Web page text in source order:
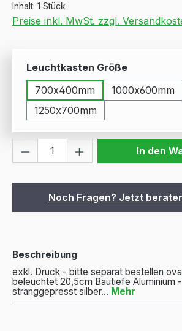
Inhalt: 1 Stück
Preise inkl. MwSt. zzgl.
Leuchtkasten Größeauswählen
700x400mm
1000x600mm
1250x700mm
Produkt Anzahl: GibIn den
Noch Fragen? Jetzt
Beschreibung
exkl. Druck - bitte separat bestellen
beleuchtet 20,5cm Bautiefe Aluminium
stranggepresst silber… Mehr